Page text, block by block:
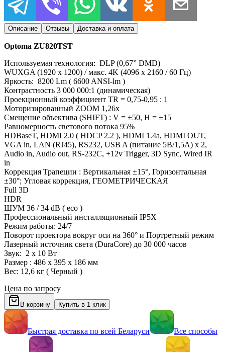
Описание Отзывы Доставка и оплата
Optoma ZU820TST
Используемая технология: DLP (0,67” DMD)
WUXGA (1920 x 1200) / макс. 4K (4096 x 2160 / 60 Гц)
Яркость: 8200 Lm ( 6600 ANSI-lm )
Контрастность 3 000 000:1 (динамическая)
Проекционный коэффициент TR = 0,75-0,95 : 1
Моторизированный ZOOM 1,26x
Смещение объектива (SHIFT) : V = ±50, H = ±15
Равномерность светового потока 95%
HDBaseT, HDMI 2.0 ( HDCP 2.2 ), HDMI 1.4a, HDMI OUT,
VGA in, LAN (RJ45), RS232, USB A (питание 5В/1,5A) x 2,
Audio in, Audio out, RS-232C, +12v Trigger, 3D Sync, Wired IR
in
Коррекция Трапеции : Вертикальная ±15°, Горизонтальная
±30°; Угловая коррекция, ГЕОМЕТРИЧЕСКАЯ
Full 3D
HDR
ШУМ 36 / 34 dB ( eco )
Профессиональный инсталляционный IP5X
Режим работы: 24/7
Поворот проектора вокруг оси на 360° и Портретный режим
Лазерный источник света (DuraCore) до 30 000 часов
Звук: 2 х 10 Вт
Размер : 486 x 395 x 186 мм
Вес: 12,6 кг ( Черный )
Цена по запросу
В корзину Купить в 1 клик
Быстрая доставка по всей Беларуси Все способы